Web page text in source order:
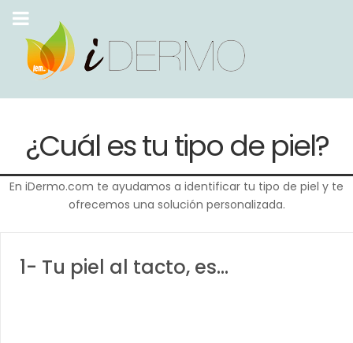
¿Cuál es tu tipo de piel?
En iDermo.com te ayudamos a identificar tu tipo de piel y te
ofrecemos una solución personalizada.
1- Tu piel al tacto, es...